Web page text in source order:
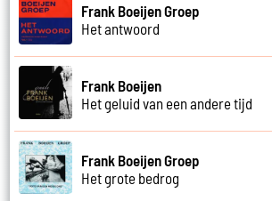
Frank Boeijen Groep
Het antwoord
Frank Boeijen
Het geluid van een andere tijd
Frank Boeijen Groep
Het grote bedrog